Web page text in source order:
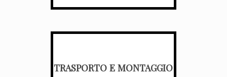
TRASPORTO E MONTAGGIO